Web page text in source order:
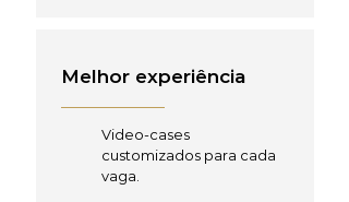
Melhor experiência
Video-cases
customizados para cada
vaga.